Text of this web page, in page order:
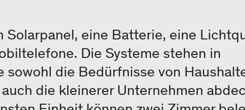
Solarpanel, eine Batterie, eine
Die Systeme stehen in
sowohl die Bedürfnisse von
die kleinerer Unternehmen